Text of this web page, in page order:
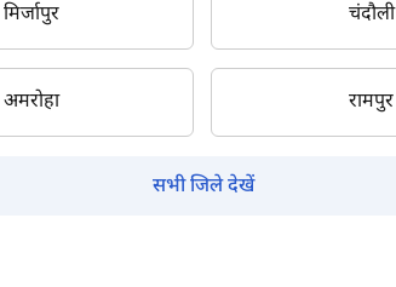
मिर्जापुर चंदौली
अमरोहा रामपुर
सभी जिले देखें
क्या आप बिना फॉर्म भरे जाना चाहते हैं?
इसे पूरा करने में 30 सेकंड से भी कम समय लगेगा।